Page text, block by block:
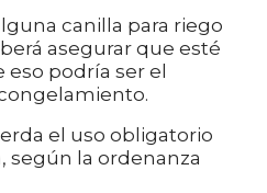
canilla para riego
asegurar que esté
podría ser el
el uso obligatorio
según la ordenanza